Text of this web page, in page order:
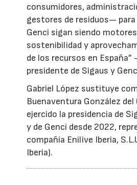
consumidores,
gestores de residuos— para
Genci sigan siendo
sostenibilidad y
de los recursos en
presidente de Sigaus y
Gabriel López sustituye
Buenaventura González del
ejercido la presidencia de
y de Genci desde 2022,
compañía Enilive Iberia,
Iberia).